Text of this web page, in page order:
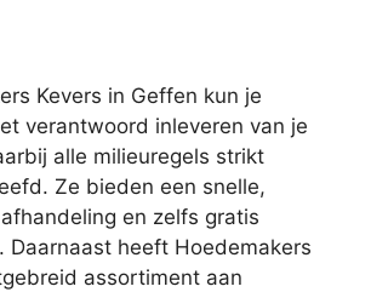
Kevers in Geffen kun je
verantwoord inleveren van je
alle milieuregels strikt
Ze bieden een snelle,
en zelfs gratis
Daarnaast heeft Hoedemakers
assortiment aan